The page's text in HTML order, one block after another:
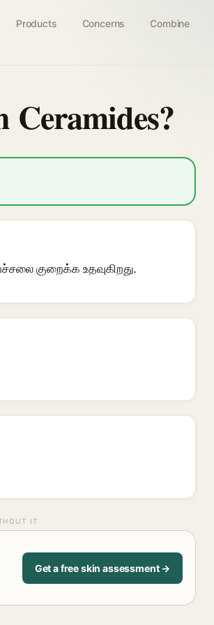
Products Concerns Combine
Ceramides?
குறைக்க உதவுகிறது.
IT
Get a free skin assessment →